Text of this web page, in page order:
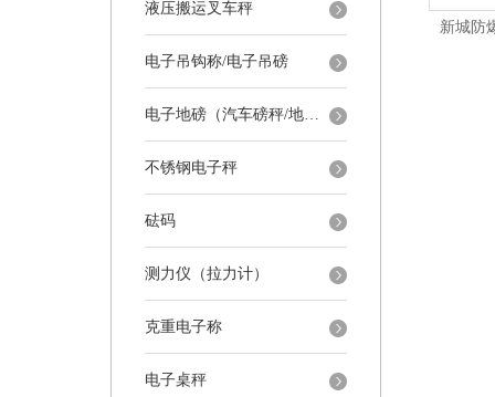
液压搬运叉车秤
电子吊钩称/电子吊磅
电子地磅（汽车磅秤/地磅）
不锈钢电子秤
砝码
测力仪（拉力计）
克重电子称
电子桌秤
新城防